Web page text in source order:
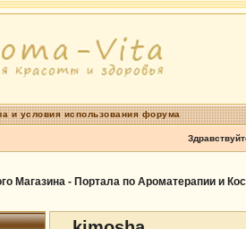
и условия использования форума
Магазина - Портала по Ароматерапии и